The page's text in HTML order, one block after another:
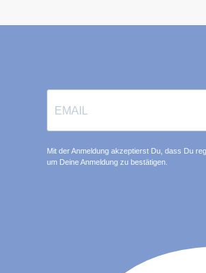
Mit der Anmeldung akzeptierst Du, dass Du
um Deine Anmeldung zu bestätigen.